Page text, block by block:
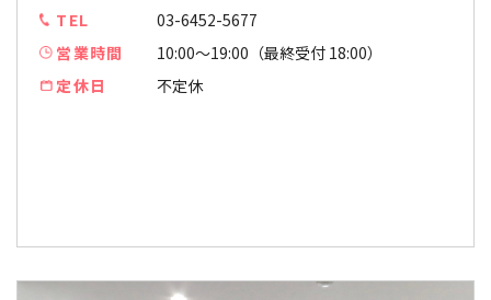
TEL
03-6452-5677
営業時間
10:00〜19:00（最終受付 18:00）
定休日
不定休